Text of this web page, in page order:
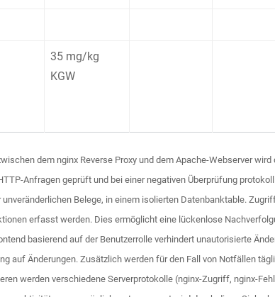
35 mg/kg
KGW
dem nginx Reverse Proxy und dem Apache-Webserver
Anfragen geprüft und bei einer negativen Überprüfung
Belege, in einem isolierten Datenbanktable.
erfasst werden. Dies ermöglicht eine lückenlose
basierend auf der Benutzerrolle verhindert unautorisierte
auf Änderungen. Zusätzlich werden für den Fall von Notfällen
werden verschiedene Serverprotokolle (nginx-Zugriff, nginx-